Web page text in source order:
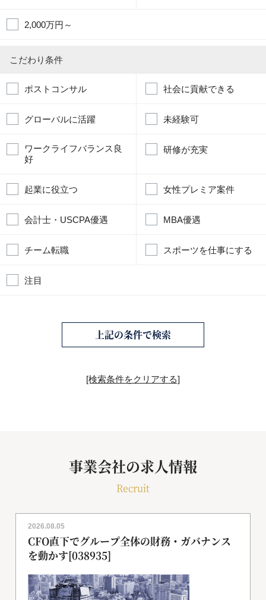
2,000万円～
こだわり条件
ポストコンサル 社会に貢献できる
グローバルに活躍 未経験可
ワークライフバランス良
好
研修が充実
起業に役立つ 女性プレミア案件
会計士・USCPA優遇 MBA優遇
チーム転職 スポーツを仕事にする
注目
上記の条件で検索
[検索条件をクリアする]
事業会社の求人情報
Recruit
2026.08.05
CFO直下でグループ全体の財務・ガバナンス
を動かす[038935]